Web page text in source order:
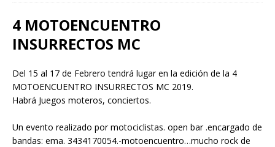
4 MOTOENCUENTRO
INSURRECTOS MC
Del 15 al 17 de Febrero tendrá lugar en la edición de la 4
MOTOENCUENTRO INSURRECTOS MC 2019.
Habrá Juegos moteros, conciertos.
Un evento realizado por motociclistas. open bar .encargado de
bandas: ema. 3434170054.-motoencuentro…mucho rock de